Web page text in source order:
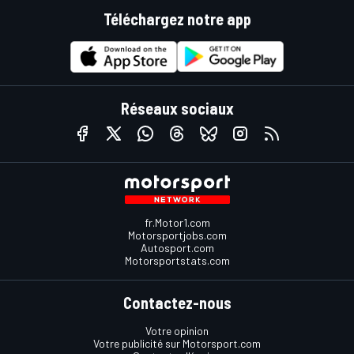
Téléchargez notre app
Réseaux sociaux
fr.Motor1.com
Motorsportjobs.com
Autosport.com
Motorsportstats.com
Contactez-nous
Votre opinion
Votre publicité sur Motorsport.com